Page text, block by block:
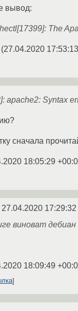
вывод:
The
(27.04.2020
apache2: Syntax
сначала
18:05:29
27.04.2020
виноват
18:09:49